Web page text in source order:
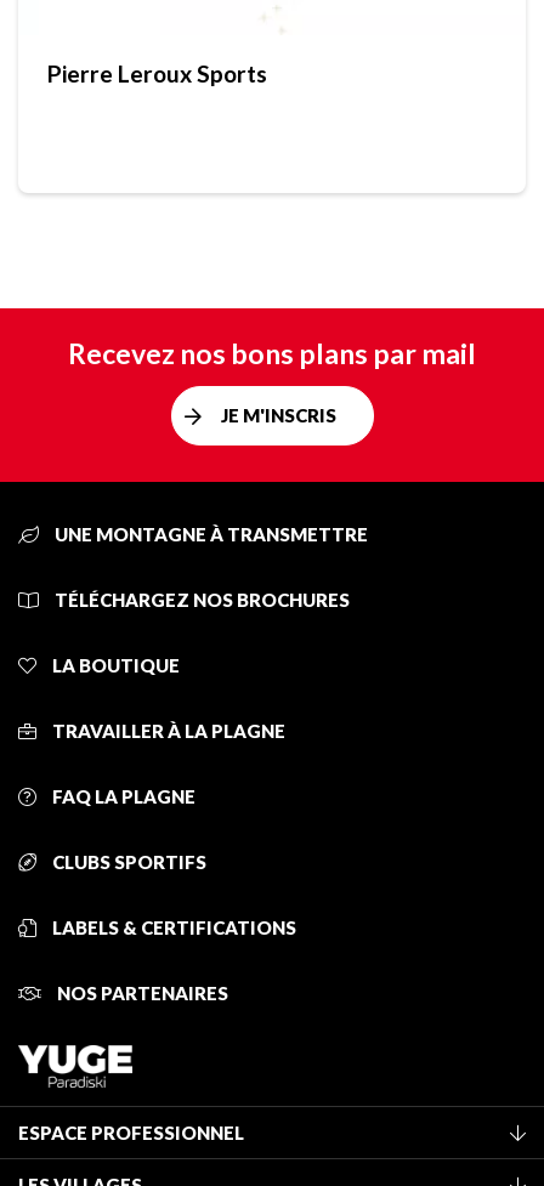
Pierre Leroux Sports
Recevez nos bons plans par mail
JE M'INSCRIS
UNE MONTAGNE À TRANSMETTRE
TÉLÉCHARGEZ NOS BROCHURES
LA BOUTIQUE
TRAVAILLER À LA PLAGNE
FAQ LA PLAGNE
CLUBS SPORTIFS
LABELS & CERTIFICATIONS
NOS PARTENAIRES
ESPACE PROFESSIONNEL